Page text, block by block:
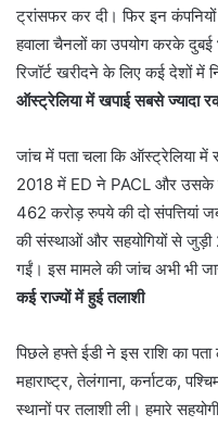
ट्रांसफर कर दी। फिर इन
हवाला चैनलों का उपयोग करके
रिजॉर्ट खरीदने के लिए कई देशों में
ऑस्ट्रेलिया में खपाई सबसे ज्यादा
जांच में पता चला कि ऑस्ट्रेलिया में
2018 में ED ने PACL और उसके
462 करोड़ रुपये की दो संपत्तियां
की संस्थाओं और सहयोगियों से
गईं। इस मामले की जांच अभी भी
कई राज्यों में हुई तलाशी
पिछले हफ्ते ईडी ने इस राशि का पता
महाराष्ट्र, तेलंगाना, कर्नाटक,
स्थानों पर तलाशी ली। हमारे